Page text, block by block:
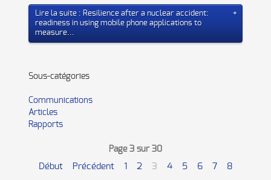
Lire la suite : Resilience after a nuclear accident:
readiness in using mobile phone applications to
measure...
Sous-catégories
Communications
Articles
Rapports
Page 3 sur 30
Début Précédent 1 2 3 4 5 6 7 8